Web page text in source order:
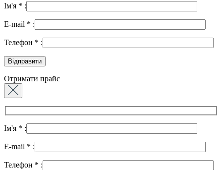
Ім'я * :
E-mail * :
Телефон * :
Отримати прайс
Ім'я * :
E-mail * :
Телефон * :